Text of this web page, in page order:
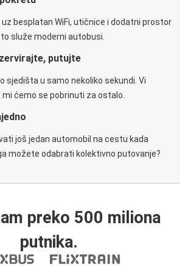
besplatan WiFi, utičnice i dodatni prostor
služe moderni autobusi.
putujte
sjedišta u samo nekoliko sekundi. Vi
ćemo se pobrinuti za ostalo.
još jedan automobil na cestu kada
možete odabrati kolektivno putovanje?
preko 500 miliona
putnika.